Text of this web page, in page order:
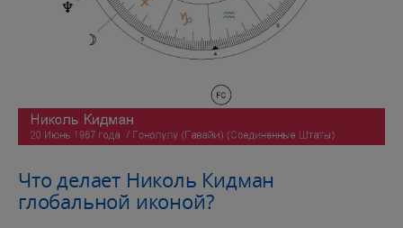
Что делает Николь Кидман
глобальной иконой?